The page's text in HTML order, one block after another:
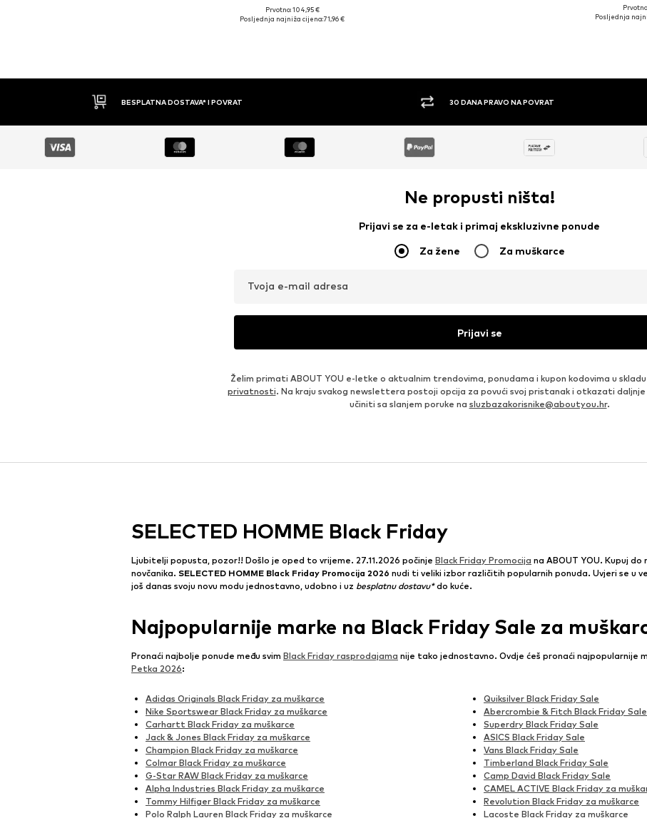
Dostupne veličine: S, M, L, XL, XXL
Prvotno: 104,95 €
Posljednja najniža cijena:71,96 €
Posljednja
BESPLATNA DOSTAVA* I POVRAT 30 DANA PRAVO NA POVRAT
Ne propusti ništa!
Prijavi se za e-letak i primaj ekskluzivne ponude
Za žene Za muškarce
Tvoja e-mail adresa
Prijavi se
Želim primati ABOUT YOU e-letke o aktualnim trendovima, ponudama i kupon kodovima u skladu
privatnosti. Na kraju svakog newslettera postoji opcija za povući svoj pristanak i otkazati
učiniti sa slanjem poruke na sluzbazakorisnike@aboutyou.hr.
SELECTED HOMME Black Friday
Ljubitelji popusta, pozor!! Došlo je oped to vrijeme. 27.11.2026 počinje Black Friday Promocija na ABOUT YOU. Kupuj
novčanika. SELECTED HOMME Black Friday Promocija 2026 nudi ti veliki izbor različitih popularnih ponuda. Uvjeri se u
još danas svoju novu modu jednostavno, udobno i uz besplatnu dostavu*do kuće.
Najpopularnije marke na Black Friday Sale za
Pronaći najbolje ponude među svim Black Friday rasprodajama nije tako jednostavno. Ovdje ćeš pronaći najpopularnije
Petka 2026:
Adidas Originals Black Friday za muškarce
Nike Sportswear Black Friday za muškarce
Carhartt Black Friday za muškarce
Jack & Jones Black Friday za muškarce
Champion Black Friday za muškarce
Colmar Black Friday za muškarce
G-Star RAW Black Friday za muškarce
Alpha Industries Black Friday za muškarce
Tommy Hilfiger Black Friday za muškarce
Polo Ralph Lauren Black Friday za muškarce
Quiksilver Black Friday Sale
Abercrombie & Fitch Black Friday Sale
Superdry Black Friday Sale
ASICS Black Friday Sale
Vans Black Friday Sale
Timberland Black Friday Sale
Camp David Black Friday Sale
CAMEL ACTIVE Black Friday za
Revolution Black Friday za muškarce
Lacoste Black Friday za muškarce